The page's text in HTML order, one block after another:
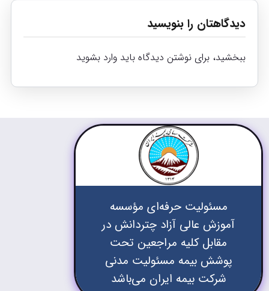
دیدگاهتان را بنویسید
ببخشید، برای نوشتن دیدگاه باید وارد بشوید
مسئولیت حرفه‌ای مؤسسه
آموزش عالی آزاد چتردانش در
مقابل کلیه مراجعین تحت
پوشش بیمه مسئولیت مدنی
شرکت بیمه ایران می‌باشد